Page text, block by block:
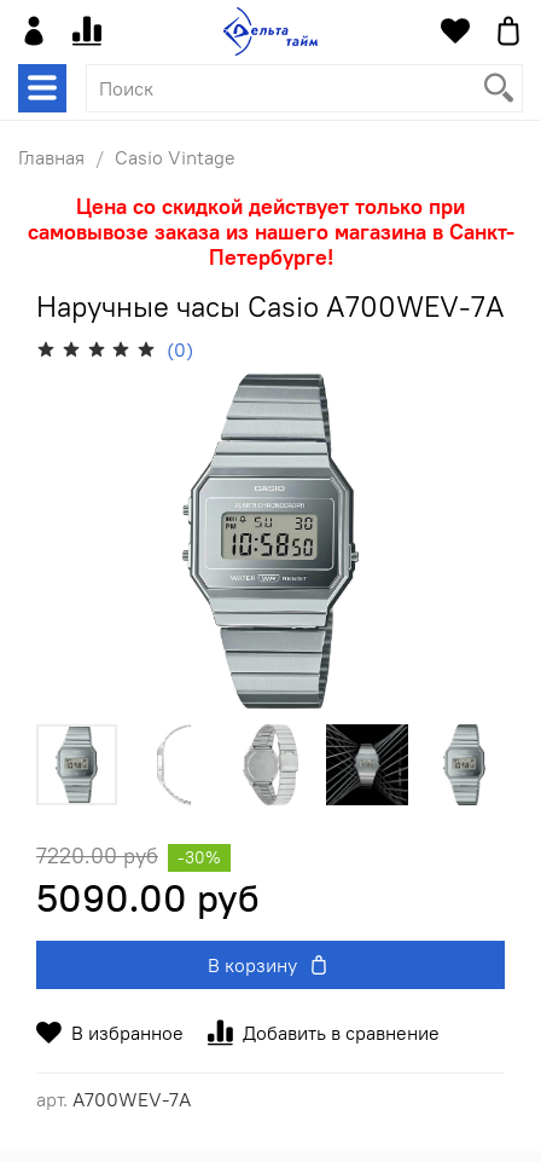
Главная Casio Vintage
Цена со скидкой действует только при
самовывозе заказа из нашего магазина в Санкт-
Петербурге!
Наручные часы Casio A700WEV-7A
(0)
В избранное Добавить в сравнение
арт. A700WEV-7A
7220.00 руб
5090.00 руб
-30%
В корзину